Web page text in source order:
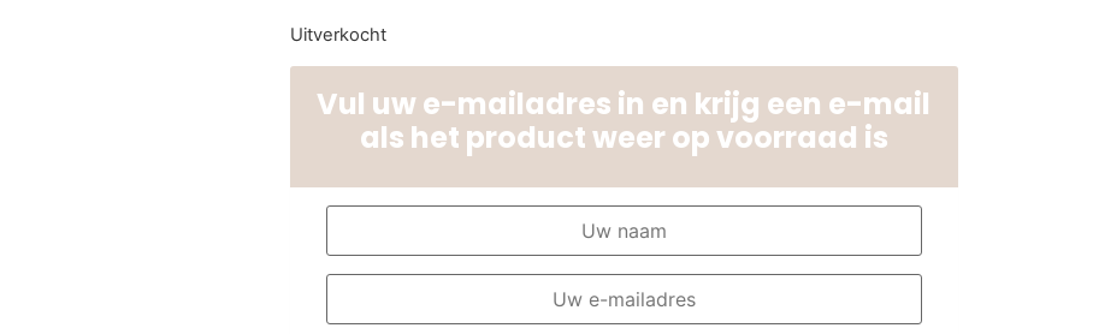
Uitverkocht
Vul uw e-mailadres in en krijg een e-mail
als het product weer op voorraad is